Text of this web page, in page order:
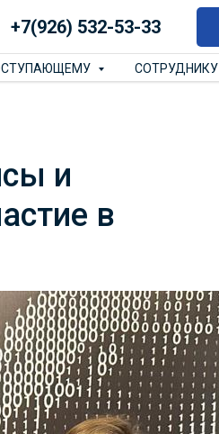
+7(926) 532-53-33
СОТРУДНИКУ
и
в